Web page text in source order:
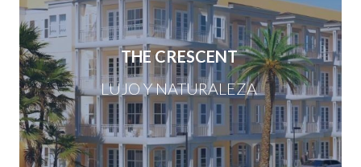
THE CRESCENT
LUJO Y NATURALEZA